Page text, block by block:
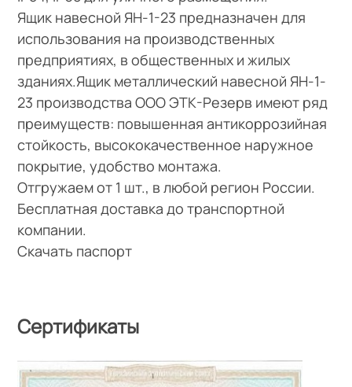
Ящик навесной ЯН-1-23 предназначен для
использования на производственных
предприятиях, в общественных и жилых
зданиях.Ящик металлический навесной ЯН-1-
23 производства ООО ЭТК-Резерв имеют ряд
преимуществ: повышенная антикоррозийная
стойкость, высококачественное наружное
покрытие, удобство монтажа.
Отгружаем от 1 шт., в любой регион России.
Бесплатная доставка до транспортной
компании.
Скачать паспорт
Сертификаты